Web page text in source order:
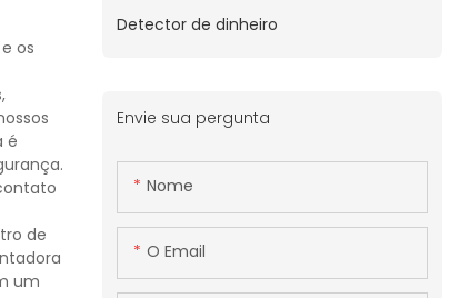
os
é
de
um
Detector de dinheiro
Envie sua pergunta
Nome
O Email